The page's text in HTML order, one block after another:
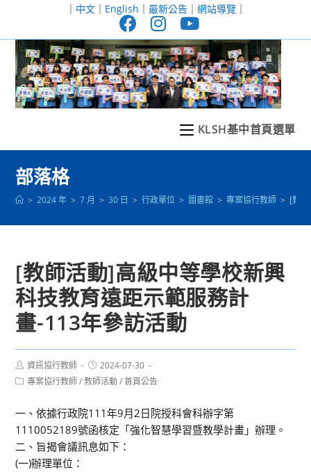
至
｜ 中文｜ English ｜ 最新公告｜ 網站導覽｜
KLSH基中首頁選單
部落格
> 2024 年 > 7 月 > 30 日 > 行政單位 > 圖書館 > 專案協行教師 > [教
[教師活動]高級中等學校新興
科技教育遠距示範服務計
畫-113年參訪活動
Post
author:
資訊協行教師
Post
published:
2024-07-30
Post專案協行教師 / 教師活動 / 首頁公告
一、依據行政院111年9月2日院授科會科辦字第
1110052189號函核定「強化智慧學習暨教學計畫」辦理。
二、旨揭會議訊息如下：
(一)辦理單位：